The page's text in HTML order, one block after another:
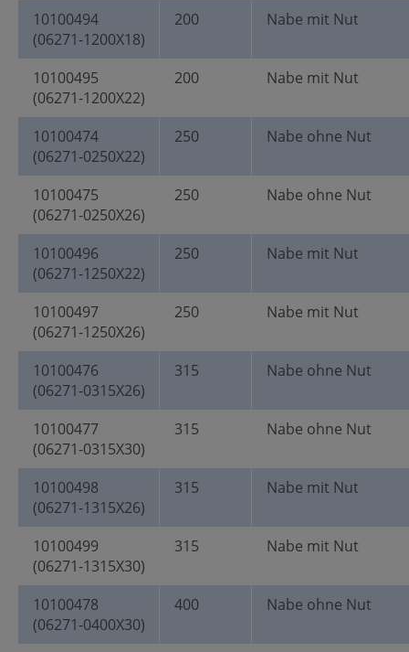
10100494
(06271-1200X18)
200 Nabe mit Nut
10100495
(06271-1200X22)
200 Nabe mit Nut
10100474
(06271-0250X22)
250 Nabe ohne Nut
10100475
(06271-0250X26)
250 Nabe ohne Nut
10100496
(06271-1250X22)
250 Nabe mit Nut
10100497
(06271-1250X26)
250 Nabe mit Nut
10100476
(06271-0315X26)
315 Nabe ohne Nut
10100477
(06271-0315X30)
315 Nabe ohne Nut
10100498
(06271-1315X26)
315 Nabe mit Nut
10100499
(06271-1315X30)
315 Nabe mit Nut
10100478
(06271-0400X30)
400 Nabe ohne Nut